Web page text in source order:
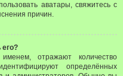
аватары, свяжитесь с
причин.
его?
отражают количество
определённых